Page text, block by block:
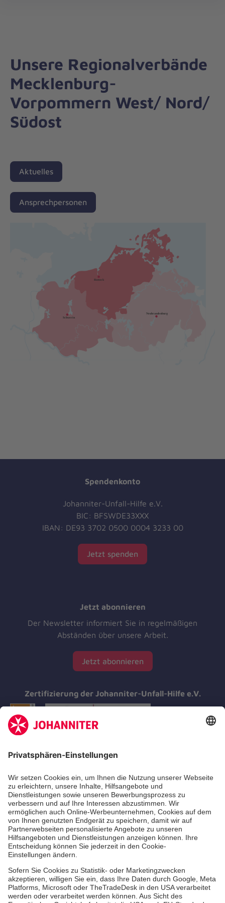
Unsere Regionalverbände
Mecklenburg-
Vorpommern West/ Nord/
Südost
Aktuelles
Ansprechpersonen
Neubrandenburg
Rostock
Schwerin
Spendenkonto
Johanniter-Unfall-Hilfe e.V.
BIC: BFSWDE33XXX
IBAN: DE93 3702 0500 0004 3233 00
Jetzt spenden
Jetzt abonnieren
Der Newsletter informiert Sie in regelmäßigen
Abständen über unsere Arbeit.
Jetzt abonnieren
Zertifizierung der Johanniter-Unfall-Hilfe e.V.
Aus- & Fortbildungen
Erste-Hilfe-Kurse
Jobs & Ehrenamt
Freiwilligendienst
Spendenprojekte
Johanniter-Jugend